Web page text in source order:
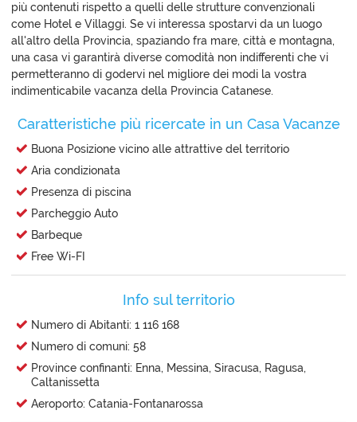
più contenuti rispetto a quelli delle strutture convenzionali
come Hotel e Villaggi. Se vi interessa spostarvi da un luogo
all'altro della Provincia, spaziando fra mare, città e montagna,
una casa vi garantirà diverse comodità non indifferenti che vi
permetteranno di godervi nel migliore dei modi la vostra
indimenticabile vacanza della Provincia Catanese.
Caratteristiche più ricercate in un Casa Vacanze
Buona Posizione vicino alle attrattive del territorio
Aria condizionata
Presenza di piscina
Parcheggio Auto
Barbeque
Free Wi-FI
Info sul territorio
Numero di Abitanti: 1 116 168
Numero di comuni: 58
Province confinanti: Enna, Messina, Siracusa, Ragusa,
Caltanissetta
Aeroporto: Catania-Fontanarossa